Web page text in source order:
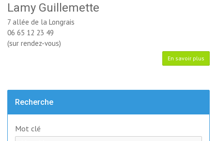
Lamy Guillemette
7 allée de la Longrais
06 65 12 23 49
(sur rendez-vous)
En savoir plus
Recherche
Mot clé